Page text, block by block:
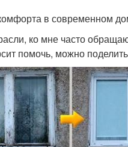
в современном
ко мне часто
помочь, можно